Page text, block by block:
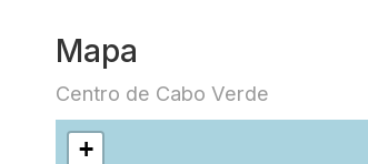
Mapa
Centro de Cabo Verde
+